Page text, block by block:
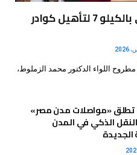
تطوير مركز التدريب المهني بالكيلو 7 لتأهيل كوادر
اللواء الدكتور محمد الزملوط،
تطلق «مواصلات مدن مصر»
الذكي في المدن
الجديدة